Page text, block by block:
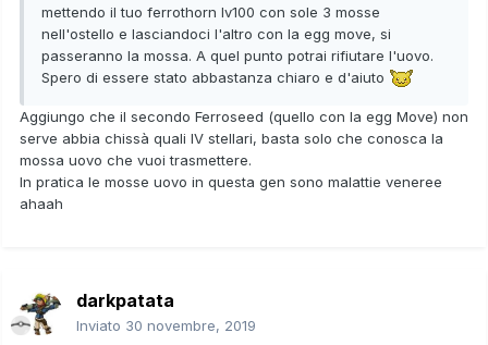
mettendo il tuo ferrothorn lv100 con sole 3 mosse
nell'ostello e lasciandoci l'altro con la egg move, si
passeranno la mossa. A quel punto potrai rifiutare l'uovo.
Spero di essere stato abbastanza chiaro e d'aiuto
Aggiungo che il secondo Ferroseed (quello con la egg Move) non
serve abbia chissà quali IV stellari, basta solo che conosca la
mossa uovo che vuoi trasmettere.
In pratica le mosse uovo in questa gen sono malattie veneree
ahaah
darkpatata
Inviato 30 novembre, 2019